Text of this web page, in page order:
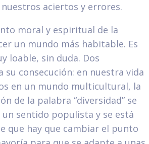
aciertos y errores.
moral y espiritual de la
un mundo más habitable. Es
loable, sin duda. Dos
su consecución: en nuestra vida
en un mundo multicultural, la
de la palabra “diversidad” se
un sentido populista y se está
que hay que cambiar el punto